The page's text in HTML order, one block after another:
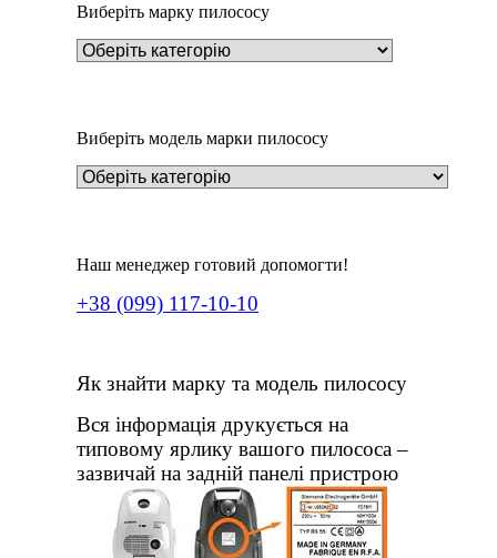
Виберіть марку пилососу
Виберіть модель марки пилососу
Наш менеджер готовий допомогти!
+38 (099) 117-10-10
Як знайти марку та модель пилососу
Вся інформація друкується на
типовому ярлику вашого пилососа –
зазвичай на задній панелі пристрою